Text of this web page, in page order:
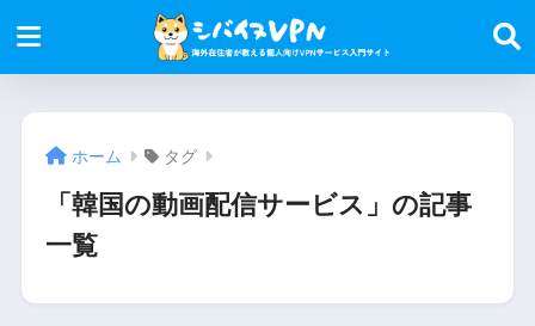
ホーム タグ
「韓国の動画配信サービス」の記事
一覧